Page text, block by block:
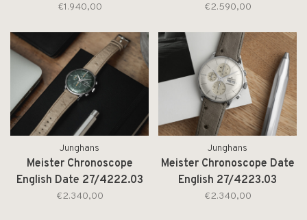
€1.940,00 €2.590,00
Junghans
Meister Chronoscope
English Date 27/4222.03
€2.340,00
Junghans
Meister Chronoscope Date
English 27/4223.03
€2.340,00